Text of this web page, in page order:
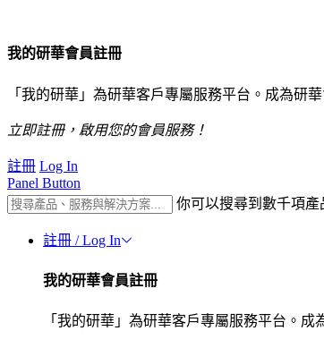
我的研華會員註冊
「我的研華」為研華客戶專屬服務平台。成為研
立即註冊，啟用您的會員服務！
註冊 Log In
Panel Button
你可以搜尋到數千項產
註冊 / Log In
我的研華會員註冊
「我的研華」為研華客戶專屬服務平台。